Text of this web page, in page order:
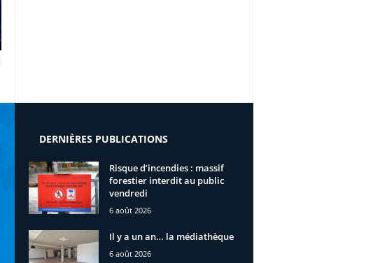
DERNIÈRES PUBLICATIONS
Risque d’incendies : massif
forestier interdit au public
vendredi
6 août 2026
Il y a un an… la médiathèque
6 août 2026